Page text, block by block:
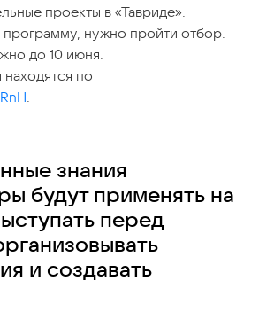
знания
будут применять на
перед
и создавать
проекты в «Тавриде».
программу, нужно пройти отбор.
до 10 июня.
по
.